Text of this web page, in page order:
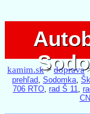
kamim.sk>doprava
prehľad, Sodomka,
706 RTO, rad Š 11,